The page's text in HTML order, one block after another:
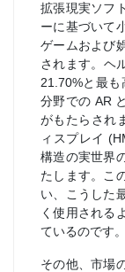
拡張現実ソフ
ーに基づいて
ゲームおよび
されます。ヘ
21.70%と最
分野での AR
がもたらされ
ィスプレイ
構造の実世界
たします。こ
い、こうした
く使用される
ているのです。
その他、市場